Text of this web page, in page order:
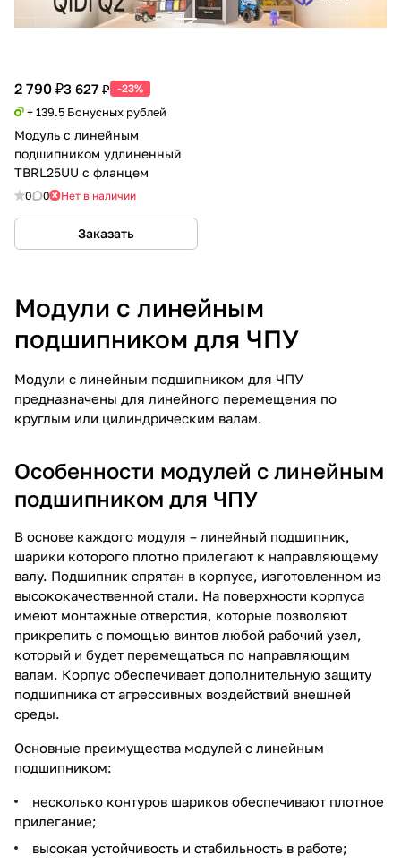
2 790 ₽3 627 ₽ -23%
+ 139.5 Бонусных рублей
Модуль с линейным
подшипником удлиненный
TBRL25UU с фланцем
0 0 Нет в наличии
Заказать
Модули с линейным
подшипником для ЧПУ
Модули с линейным подшипником для ЧПУ
предназначены для линейного перемещения по
круглым или цилиндрическим валам.
Особенности модулей с линейным
подшипником для ЧПУ
В основе каждого модуля – линейный подшипник,
шарики которого плотно прилегают к направляющему
валу. Подшипник спрятан в корпусе, изготовленном из
высококачественной стали. На поверхности корпуса
имеют монтажные отверстия, которые позволяют
прикрепить с помощью винтов любой рабочий узел,
который и будет перемещаться по направляющим
валам. Корпус обеспечивает дополнительную защиту
подшипника от агрессивных воздействий внешней
среды.
Основные преимущества модулей с линейным
подшипником:
несколько контуров шариков обеспечивают плотное
прилегание;
высокая устойчивость и стабильность в работе;